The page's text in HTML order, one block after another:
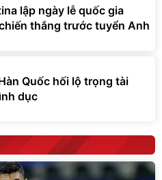
lập ngày lễ quốc gia
thắng trước tuyển Anh
Quốc hối lộ trọng tài
dục